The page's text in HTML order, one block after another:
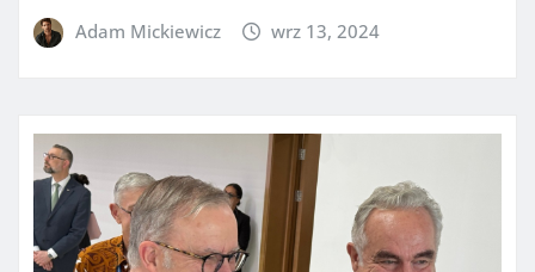
Adam Mickiewicz wrz 13, 2024